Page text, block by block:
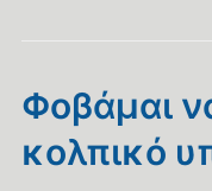
Φοβάμαι
κολπικό